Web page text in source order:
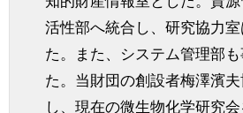
活性部へ統合し、研究協力
た。また、システム管理部
た。当財団の創設者梅澤濱
し、現在の微生物化学研究